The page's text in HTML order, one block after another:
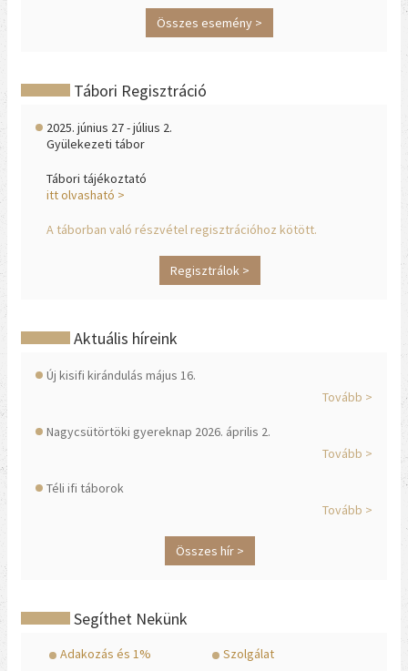
Összes esemény >
Tábori Regisztráció
2025. június 27 - július 2.
Gyülekezeti tábor
Tábori tájékoztató
itt olvasható >
A táborban való részvétel regisztrációhoz kötött.
Regisztrálok >
Aktuális híreink
Új kisifi kirándulás május 16.
Tovább >
Nagycsütörtöki gyereknap 2026. április 2.
Tovább >
Téli ifi táborok
Tovább >
Összes hír >
Segíthet Nekünk
Adakozás és 1% Szolgálat